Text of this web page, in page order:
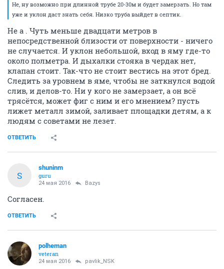
Не, ну возможно при длинной трубе 20-30м и будет замерзать. Но там
уже и уклон даст знать себя. Низко труба выйдет в септик.
Не а . Чуть меньше двадцати метров в
непосредственной близости от поверхности - ничего
не случается. И уклон небольшой, вход в яму где-то
около полметра. И дыхалки стояка в чердак нет,
клапан стоит. Так-что не стоит вестись на этот бред.
Следить за уровнем в яме, чтобы не заткнулся водой
слив, и делов-то. Ни у кого не замерзает, а он всё
трясётся, может фиг с ним и его мнением? пусть
лижет металл зимой, заливает площадки детям, а к
людям с советами не лезет.
ОТВЕТИТЬ
S
shuninm
guru
24 мая 2016 Bazys
Согласен.
ОТВЕТИТЬ
polheman
veteran
24 мая 2016 pavlik_NSK